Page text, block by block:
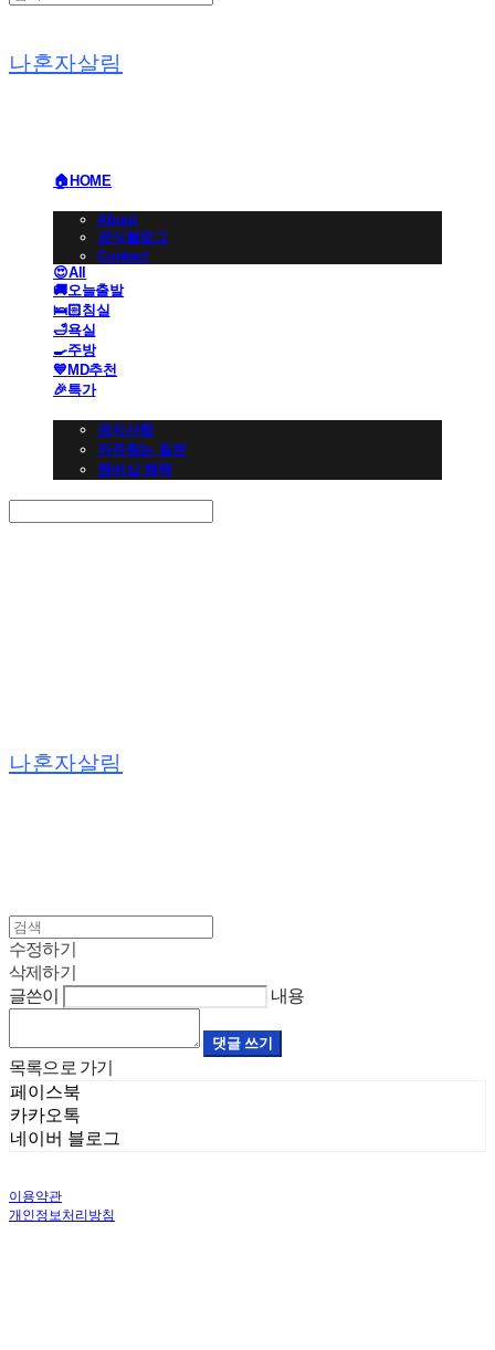
나혼자살림
🏠HOME
About
공식블로그
Contact
😍All
🚚오늘출발
🛌🏻침실
🛁욕실
🍳주방
💙MD추천
🎉특가
공지사항
자주찾는 질문
멤버십 혜택
나혼자살림
수정하기
삭제하기
글쓴이
내용
댓글 쓰기
목록으로 가기
페이스북
카카오톡
네이버 블로그
이용약관
개인정보처리방침